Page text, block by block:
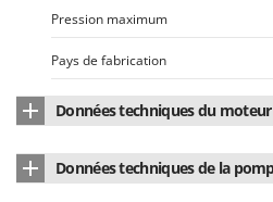
Vibroculteurs à tracteur
Macom
Macte Ovens
Makita
MAMMAMIA
Marcato
Marina Systems
Pression maximum
Pays de fabrication
Données techniques du moteur
Type de raccord
Données techniques de la